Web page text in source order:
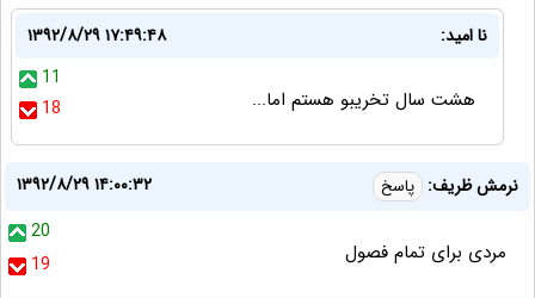
نا امید:
۱۳۹۲/۸/۲۹ ۱۷:۴۹:۴۸
11
18
هشت سال تخریبو هستم اما...
نرمش ظریف: پاسخ
۱۳۹۲/۸/۲۹ ۱۴:۰۰:۳۲
20
19
مردی برای تمام فصول